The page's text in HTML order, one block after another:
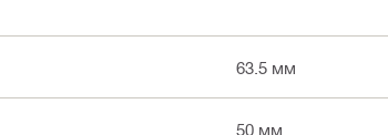
63.5 мм
50 мм